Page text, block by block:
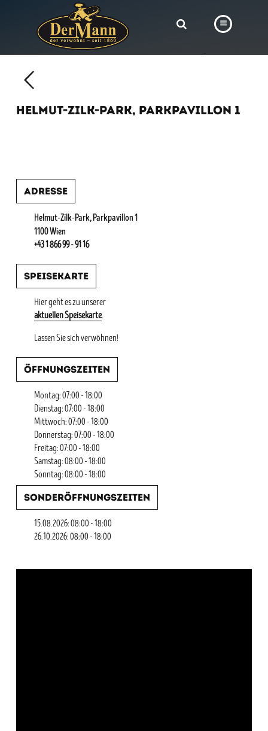
BÄCKEREI
KARRIERE
HELMUT-ZILK-PARK, PARKPAVILLON 1
Adresse
Helmut-Zilk-Park, Parkpavillon 1
1100 Wien
+43 1 866 99 - 91 16
Speisekarte
Hier geht es zu unserer
aktuellen Speisekarte.
Lassen Sie sich verwöhnen!
Öffnungszeiten
Montag: 07:00 - 18:00
Dienstag: 07:00 - 18:00
Mittwoch: 07:00 - 18:00
Donnerstag: 07:00 - 18:00
Freitag: 07:00 - 18:00
Samstag: 08:00 - 18:00
Sonntag: 08:00 - 18:00
Sonderöffnungszeiten
15.08.2026: 08:00 - 18:00
26.10.2026: 08:00 - 18:00